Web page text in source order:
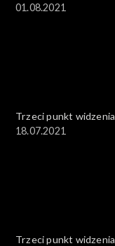
01.08.2021
Trzeci punkt widzenia
18.07.2021
Trzeci punkt widzenia